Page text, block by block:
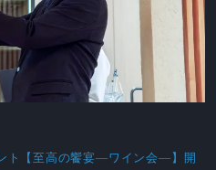
ト【至高の饗宴―ワイン会―】開